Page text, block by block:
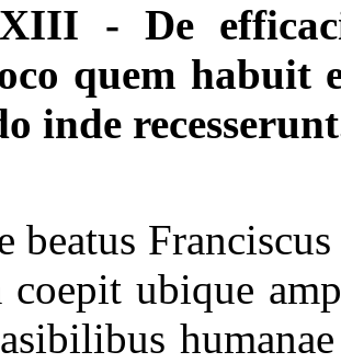
- De
quem habuit
inde
beatus
coepit ubique